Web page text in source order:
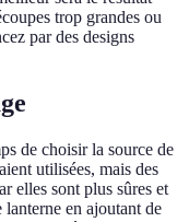
trop grandes ou
par des designs
de choisir la source de
utilisées, mais des
elles sont plus sûres et
en ajoutant de